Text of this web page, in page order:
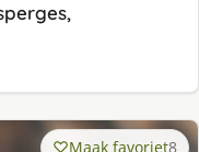
Maak favoriet8